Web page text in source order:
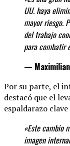
UU. haya
mayor riesgo.
del trabajo
para combatir
—
Por su parte, el
destacó que el
espaldarazo
«Este cambio
imagen